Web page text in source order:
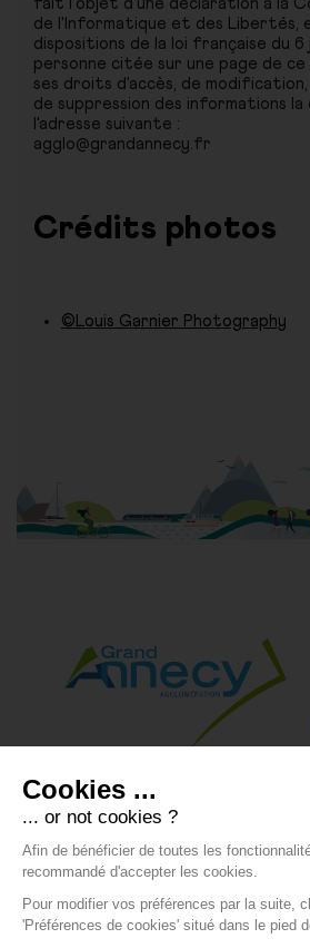
Cookies ...
... or not cookies ?
Afin de bénéficier de toutes les
recommandé d'accepter les cookies.
Pour modifier vos préférences par la suite,
'Préférences de cookies' situé dans le pied
fait l'objet d'une déclaration à la
de l'Informatique et des Libertés,
dispositions de la loi française du 6
personne citée sur une page de
ses droits d'accès, de
de suppression des informations la
l'adresse suivante :
agglo@grandannecy.fr
Crédits photos
©Louis Garnier Photography
Grand Annecy
Espace Pro / Presse